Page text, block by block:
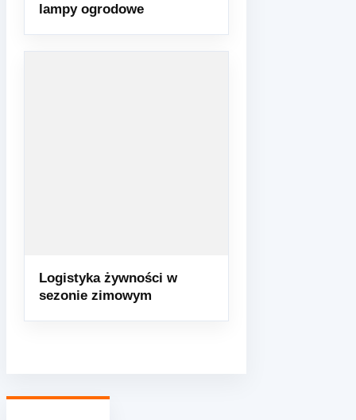
lampy ogrodowe
Logistyka żywności w
sezonie zimowym